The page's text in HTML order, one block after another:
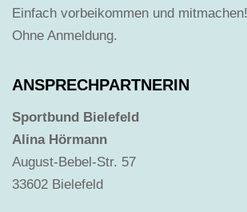
Einfach vorbeikommen und mitmachen!
Ohne Anmeldung.
ANSPRECHPARTNERIN
Sportbund Bielefeld
Alina Hörmann
August-Bebel-Str. 57
33602 Bielefeld